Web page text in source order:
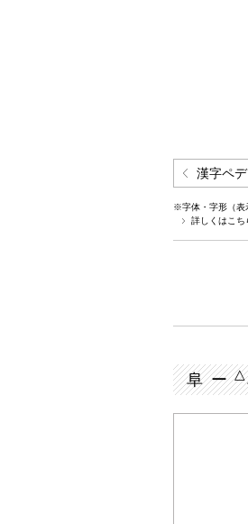
漢字ペ
※字体・字形（表
詳しくはこち
阜 ー△